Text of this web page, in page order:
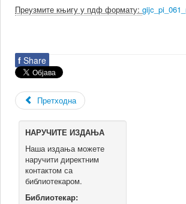
Преузмите књигу у пдф формату:
f Share
Претходна
НАРУЧИТЕ ИЗДАЊА
Наша издања можете
наручити директним
контактом са
библиотекаром.
Библиотекар: